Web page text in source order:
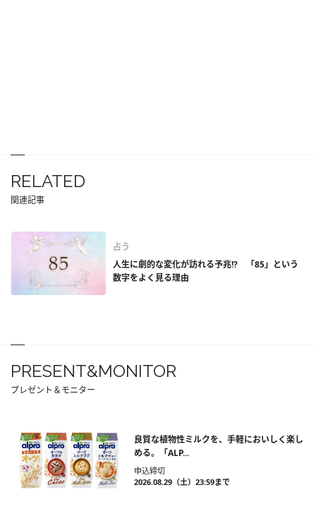
RELATED
関連記事
占う
人生に劇的な変化が訪れる予兆!? 「85」という
数字をよく見る理由
PRESENT&MONITOR
プレゼント＆モニター
良質な植物性ミルクを、手軽においしく楽し
める。「ALP...
申込締切
2026.08.29（土）23:59まで